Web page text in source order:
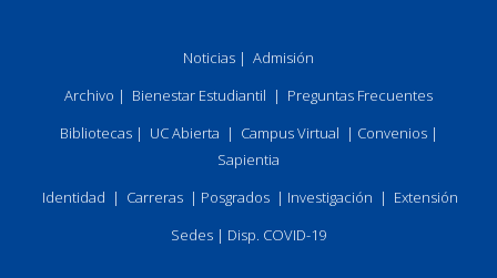
Noticias | Admisión
Archivo | Bienestar Estudiantil | Preguntas Frecuentes
Bibliotecas| UC Abierta | Campus Virtual | Convenios|
Sapientia
Identidad | Carreras | Posgrados | Investigación | Extensión
Sedes | Disp. COVID-19